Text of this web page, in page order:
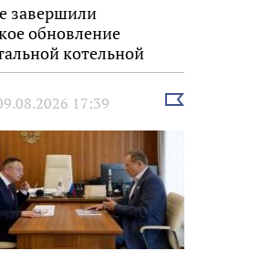
завершили
обновление
котельной
17:39
Выбрать